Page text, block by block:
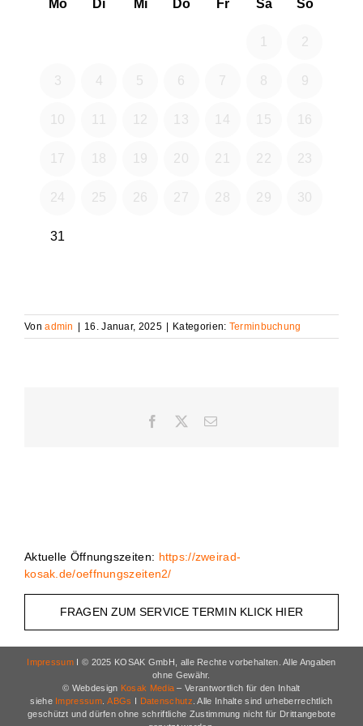
Vonadmin | 16. Januar, 2025 | Kategorien: Terminbuchung
Facebook E-
Aktuelle Öffnungszeiten: https://zweirad-
kosak.de/oeffnungszeiten2/
FRAGEN ZUM SERVICE TERMIN KLICK HIER
Impressum I © 2025 KOSAK GmbH, alle Rechte vorbehalten. Alle Angaben
ohne Gewähr.
© Webdesign Kosak Media – Verantwortlich für den Inhalt
siehe Impressum.ABGs I Datenschutz . Alle Inhalte sind urheberrechtlich
geschützt und dürfen ohne schriftliche Zustimmung nicht für Drittangebote